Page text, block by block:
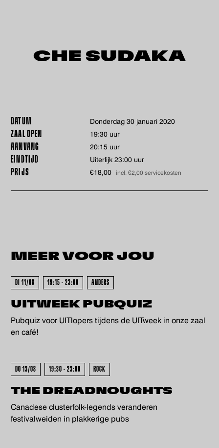
CHE SUDAKA
DATUM donderdag 30 januari 2020
ZAAL OPEN 19:30 uur
AANVANG 20:15 uur
EINDTIJD Uiterlijk 23:00 uur
PRIJS €18,00 incl. €2,00 servicekosten
MEER VOORJOU
DI 11/08 19:15 - 23:00 ANDERS
UITWEEK PUBQUIZ
Pubquiz voor UITlopers tijdens de UITweek in onze zaal
en café!
- UITVERKOCHT -
DO 13/08 19:30 - 23:00 ROCK
THE DREADNOUGHTS
Canadese clusterfolk-legends veranderen
festivalweiden in plakkerige pubs